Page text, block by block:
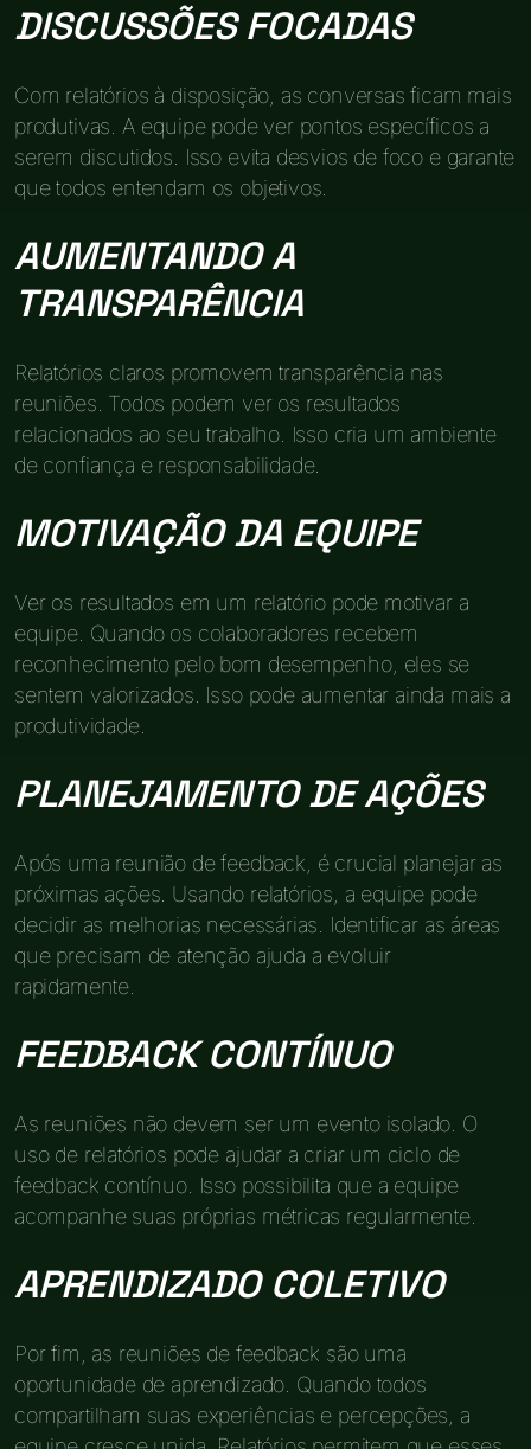
DISCUSSÕES FOCADAS
Com relatórios à disposição, as conversas ficam mais
produtivas. A equipe pode ver pontos específicos a
serem discutidos. Isso evita desvios de foco e garante
que todos entendam os objetivos.
AUMENTANDO A
TRANSPARÊNCIA
Relatórios claros promovem transparência nas
reuniões. Todos podem ver os resultados
relacionados ao seu trabalho. Isso cria um ambiente
de confiança e responsabilidade.
MOTIVAÇÃO DA EQUIPE
Ver os resultados em um relatório pode motivar a
equipe. Quando os colaboradores recebem
reconhecimento pelo bom desempenho, eles se
sentem valorizados. Isso pode aumentar ainda mais a
produtividade.
PLANEJAMENTO DE AÇÕES
Após uma reunião de feedback, é crucial planejar as
próximas ações. Usando relatórios, a equipe pode
decidir as melhorias necessárias. Identificar as áreas
que precisam de atenção ajuda a evoluir
rapidamente.
FEEDBACK CONTÍNUO
As reuniões não devem ser um evento isolado. O
uso de relatórios pode ajudar a criar um ciclo de
feedback contínuo. Isso possibilita que a equipe
acompanhe suas próprias métricas regularmente.
APRENDIZADO COLETIVO
Por fim, as reuniões de feedback são uma
oportunidade de aprendizado. Quando todos
compartilham suas experiências e percepções, a